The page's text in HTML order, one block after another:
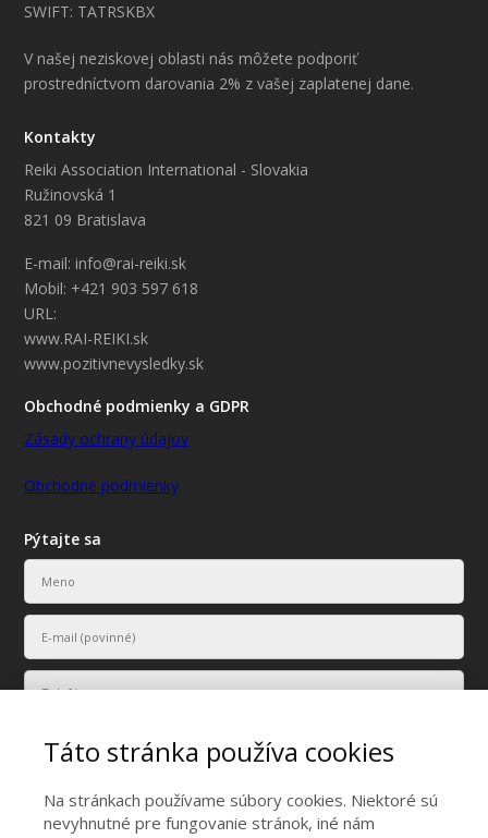
SWIFT: TATRSKBX
V našej neziskovej oblasti nás môžete podporiť
prostredníctvom darovania 2% z vašej zaplatenej dane.
Kontakty
Reiki Association International - Slovakia
Ružinovská 1
821 09 Bratislava
E-mail: info@rai-reiki.sk
Mobil: +421 903 597 618
URL:
www.RAI-REIKI.sk
www.pozitivnevysledky.sk
Obchodné podmienky a GDPR
Zásady ochrany údajov
Obchodné podmienky
Pýtajte sa
Táto stránka používa cookies
Na stránkach používame súbory cookies. Niektoré sú
nevyhnutné pre fungovanie stránok, iné nám